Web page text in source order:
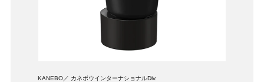
KANEBO カネボウインターナショナルDiv.